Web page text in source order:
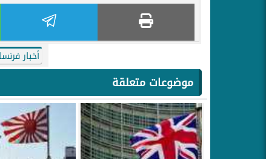
أخبار فرنسا
موضوعات متعلقة